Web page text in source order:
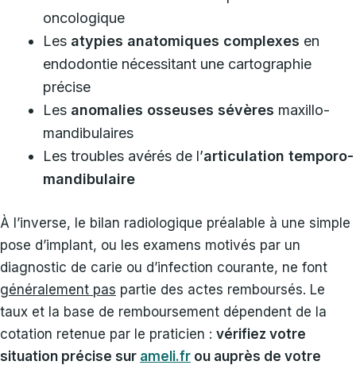
oncologique
Les atypies anatomiques complexes en
endodontie nécessitant une cartographie
précise
Les anomalies osseuses sévères maxillo-
mandibulaires
Les troubles avérés de l’articulation temporo-
mandibulaire
À l’inverse, le bilan radiologique préalable à une simple
pose d’implant, ou les examens motivés par un
diagnostic de carie ou d’infection courante, ne font
généralement pas partie des actes remboursés. Le
taux et la base de remboursement dépendent de la
cotation retenue par le praticien : vérifiez votre
situation précise sur ameli.fr ou auprès de votre